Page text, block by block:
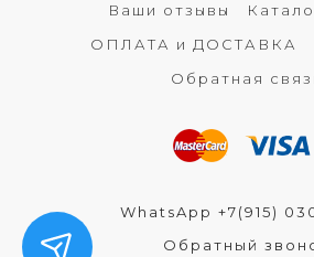
Ваши отзывы
ОПЛАТА и ДОСТАВКА
Обратная
WhatsApp +7(915)
Обратный